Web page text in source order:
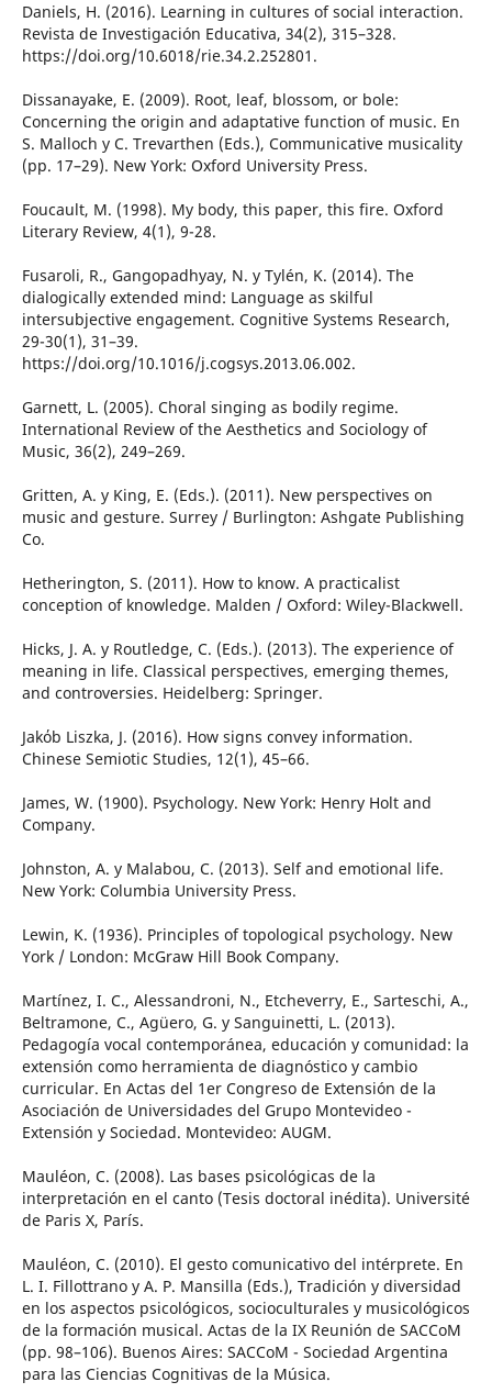
Daniels, H. (2016). Learning in cultures of social interaction.
Revista de Investigación Educativa, 34(2), 315–328.
https://doi.org/10.6018/rie.34.2.252801.
Dissanayake, E. (2009). Root, leaf, blossom, or bole:
Concerning the origin and adaptative function of music. En
S. Malloch y C. Trevarthen (Eds.), Communicative musicality
(pp. 17–29). New York: Oxford University Press.
Foucault, M. (1998). My body, this paper, this fire. Oxford
Literary Review, 4(1), 9-28.
Fusaroli, R., Gangopadhyay, N. y Tylén, K. (2014). The
dialogically extended mind: Language as skilful
intersubjective engagement. Cognitive Systems Research,
29-30(1), 31–39.
https://doi.org/10.1016/j.cogsys.2013.06.002.
Garnett, L. (2005). Choral singing as bodily regime.
International Review of the Aesthetics and Sociology of
Music, 36(2), 249–269.
Gritten, A. y King, E. (Eds.). (2011). New perspectives on
music and gesture. Surrey / Burlington: Ashgate Publishing
Co.
Hetherington, S. (2011). How to know. A practicalist
conception of knowledge. Malden / Oxford: Wiley-Blackwell.
Hicks, J. A. y Routledge, C. (Eds.). (2013). The experience of
meaning in life. Classical perspectives, emerging themes,
and controversies. Heidelberg: Springer.
Jakόb Liszka, J. (2016). How signs convey information.
Chinese Semiotic Studies, 12(1), 45–66.
James, W. (1900). Psychology. New York: Henry Holt and
Company.
Johnston, A. y Malabou, C. (2013). Self and emotional life.
New York: Columbia University Press.
Lewin, K. (1936). Principles of topological psychology. New
York / London: McGraw Hill Book Company.
Martínez, I. C., Alessandroni, N., Etcheverry, E., Sarteschi, A.,
Beltramone, C., Agüero, G. y Sanguinetti, L. (2013).
Pedagogía vocal contemporánea, educación y comunidad: la
extensión como herramienta de diagnóstico y cambio
curricular. En Actas del 1er Congreso de Extensión de la
Asociación de Universidades del Grupo Montevideo -
Extensión y Sociedad. Montevideo: AUGM.
Mauléon, C. (2008). Las bases psicológicas de la
interpretación en el canto (Tesis doctoral inédita). Université
de Paris X, París.
Mauléon, C. (2010). El gesto comunicativo del intérprete. En
L. I. Fillottrano y A. P. Mansilla (Eds.), Tradición y diversidad
en los aspectos psicológicos, socioculturales y musicológicos
de la formación musical. Actas de la IX Reunión de SACCoM
(pp. 98–106). Buenos Aires: SACCoM - Sociedad Argentina
para las Ciencias Cognitivas de la Música.